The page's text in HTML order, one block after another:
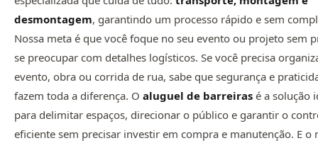
desmontagem, garantindo um processo rápido e sem
Nossa meta é que você foque no seu evento ou projeto sem
se preocupar com detalhes logísticos. Se você precisa
evento, obra ou corrida de rua, sabe que segurança e
fazem toda a diferença. O aluguel de barreiras é a solução
para delimitar espaços, direcionar o público e garantir o
eficiente sem precisar investir em compra e manutenção. E o